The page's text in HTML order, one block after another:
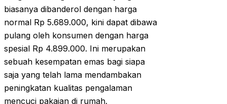
biasanya dibanderol dengan harga
normal Rp 5.689.000, kini dapat dibawa
pulang oleh konsumen dengan harga
spesial Rp 4.899.000. Ini merupakan
sebuah kesempatan emas bagi siapa
saja yang telah lama mendambakan
peningkatan kualitas pengalaman
mencuci pakaian di rumah.